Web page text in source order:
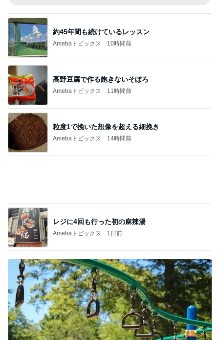
約45年間も続けているレッスン
Amebaトピックス 10時間前
高野豆腐で作る飽きないそぼろ
Amebaトピックス 11時間前
粒度1で挽いた想像を超える細挽き
Amebaトピックス 14時間前
レジに4回も行った初の麻辣湯
Amebaトピックス 1日前